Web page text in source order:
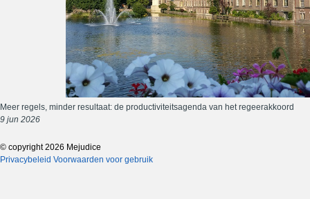
Meer regels, minder resultaat: de productiviteitsagenda van het regeerakkoord
9 jun 2026
© copyright 2026 Mejudice
Privacybeleid Voorwaarden voor gebruik